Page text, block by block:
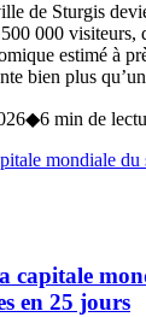
de Sturgis
000 visiteurs,
estimé à
bien plus
◆6 min de
capitale
en 25 jours